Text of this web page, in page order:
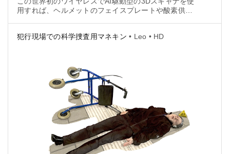
用すれば、ヘルメットのフェイスプレートや酸素供給
キャプチャできることが実証されています。
犯行現場での科学捜査用マネキン • Leo • HD